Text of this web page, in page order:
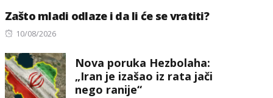
Zašto mladi odlaze i da li će se vratiti?
Posted
10/08/2026
Nova poruka Hezbolaha:
„Iran je izašao iz rata jači
nego ranije“